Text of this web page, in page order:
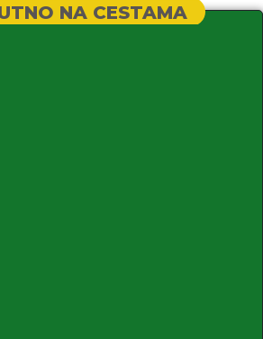
NA CESTAMA